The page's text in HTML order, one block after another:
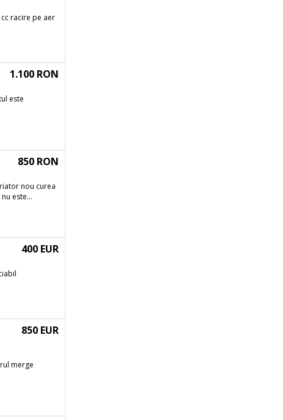
racire pe aer
1.100 RON
este
850 RON
nou curea
este...
400 EUR
850 EUR
merge